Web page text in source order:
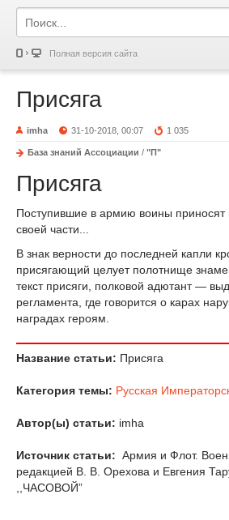
Полная версия сайта
Присяга
imha 31-10-2018, 00:07 1 035
База знаний Ассоциации / "П"
Присяга
Поступившие в армию воины приносят
своей части...
В знак верности до последней капли
присягающий целует полотнище
текст присяги, полковой адютант —
регламента, где говорится о карах
наградах героям.
Название статьи: Присяга
Категория темы: Русская
Автор(ы) статьи: imha
Источник статьи: Армия и Флот.
редакцией В. В. Орехова и Евгения
,,ЧАСОВОЙ”